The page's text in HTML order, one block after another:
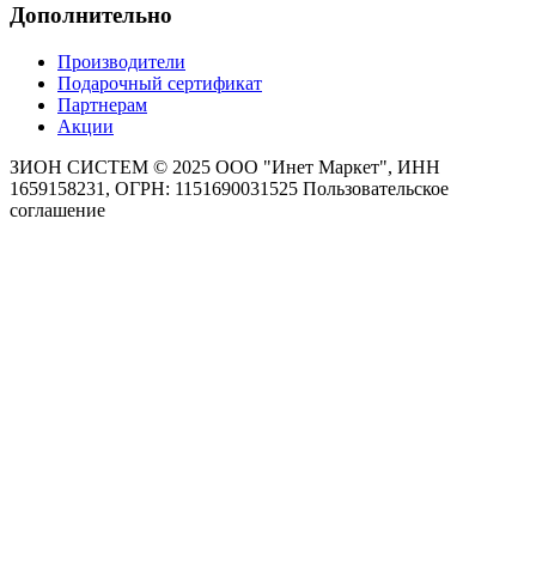
Дополнительно
Производители
Подарочный сертификат
Партнерам
Акции
ЗИОН СИСТЕМ © 2025 ООО "Инет Маркет", ИНН
1659158231, ОГРН: 1151690031525 Пользовательское
соглашение